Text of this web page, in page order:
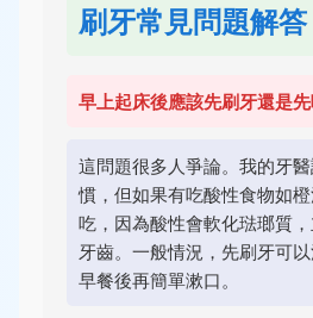
刷牙常見問題解答
早上起床後應該先刷牙還是
這問題很多人爭論。我的牙
慣，但如果有吃酸性食物如
吃，因為酸性會軟化琺瑯質
牙齒。一般情況，先刷牙可
早餐後再簡單漱口。